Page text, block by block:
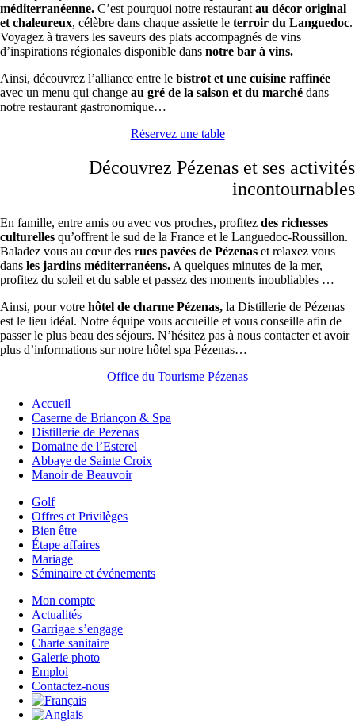
méditerranéenne. C’est pourquoi notre restaurant au décor original
et chaleureux, célèbre dans chaque assiette le terroir du Languedoc.
Voyagez à travers les saveurs des plats accompagnés de vins
d’inspirations régionales disponible dans notre bar à vins.
Ainsi, découvrez l’alliance entre le bistrot et une cuisine raffinée
avec un menu qui change au gré de la saison et du marché dans
notre restaurant gastronomique…
Réservez une table
Découvrez Pézenas et ses activités
incontournables
En famille, entre amis ou avec vos proches, profitez des richesses
culturelles qu’offrent le sud de la France et le Languedoc-Roussillon.
Baladez vous au cœur des rues pavées de Pézenas et relaxez vous
dans les jardins méditerranéens. A quelques minutes de la mer,
profitez du soleil et du sable et passez des moments inoubliables …
Ainsi, pour votre hôtel de charme Pézenas, la Distillerie de Pézenas
est le lieu idéal. Notre équipe vous accueille et vous conseille afin de
passer le plus beau des séjours. N’hésitez pas à nous contacter et avoir
plus d’informations sur notre hôtel spa Pézenas…
Office du Tourisme Pézenas
Accueil
Caserne de Briançon & Spa
Distillerie de Pezenas
Domaine de l’Esterel
Abbaye de Sainte Croix
Manoir de Beauvoir
Golf
Offres et Privilèges
Bien être
Étape affaires
Mariage
Séminaire et événements
Mon compte
Actualités
Garrigae s’engage
Charte sanitaire
Galerie photo
Emploi
Contactez-nous